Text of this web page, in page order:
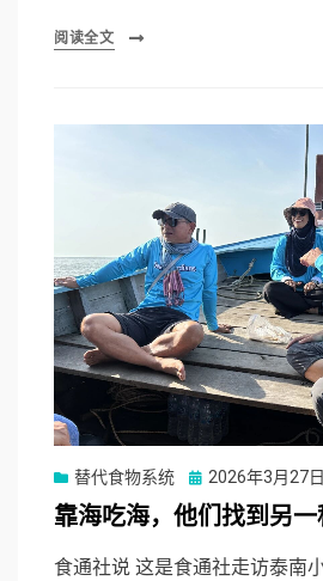
阅读全文
替代食物系统
Posted
on
2026年3月27日
靠海吃海，他们找到另
食通社说 这是食通社走访泰南